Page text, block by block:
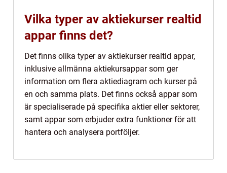
Vilka typer av aktiekurser realtid
appar finns det?
Det finns olika typer av aktiekurser realtid appar,
inklusive allmänna aktiekursappar som ger
information om flera aktiediagram och kurser på
en och samma plats. Det finns också appar som
är specialiserade på specifika aktier eller sektorer,
samt appar som erbjuder extra funktioner för att
hantera och analysera portföljer.